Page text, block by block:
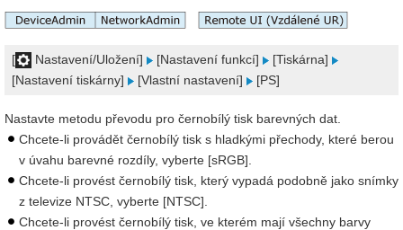
[ Nastavení/Uložení] [Nastavení funkcí]
[Tiskárna]
[Nastavení tiskárny]
[Vlastní nastavení] [PS]
Nastavte metodu převodu pro černobílý tisk barevných dat.
Chcete-li provádět černobílý tisk s hladkými přechody, které berou
v úvahu barevné rozdíly, vyberte [sRGB].
Chcete-li provést černobílý tisk, který vypadá podobně jako snímky
z televize NTSC, vyberte [NTSC].
Chcete-li provést černobílý tisk, ve kterém mají všechny barvy